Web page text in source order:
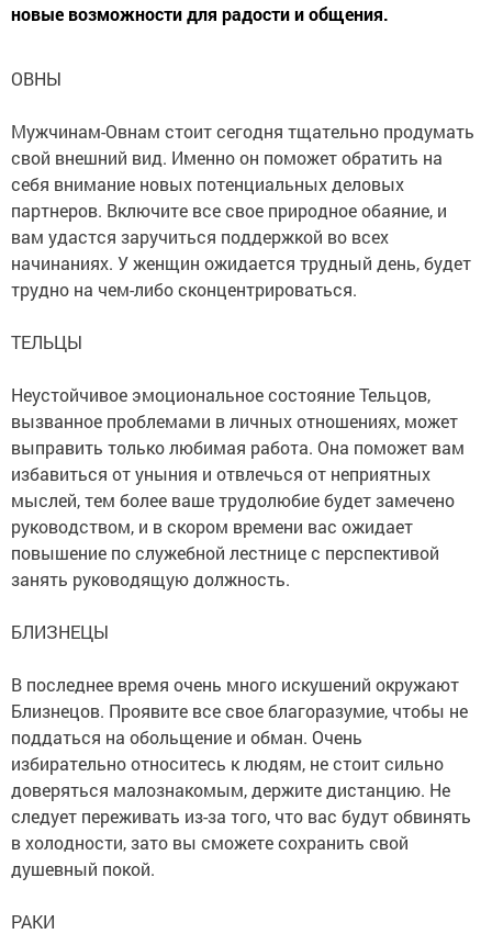
новые возможности для радости и общения.
ОВНЫ
Мужчинам-Овнам стоит сегодня тщательно продумать
свой внешний вид. Именно он поможет обратить на
себя внимание новых потенциальных деловых
партнеров. Включите все свое природное обаяние, и
вам удастся заручиться поддержкой во всех
начинаниях. У женщин ожидается трудный день, будет
трудно на чем-либо сконцентрироваться.
ТЕЛЬЦЫ
Неустойчивое эмоциональное состояние Тельцов,
вызванное проблемами в личных отношениях, может
выправить только любимая работа. Она поможет вам
избавиться от уныния и отвлечься от неприятных
мыслей, тем более ваше трудолюбие будет замечено
руководством, и в скором времени вас ожидает
повышение по служебной лестнице с перспективой
занять руководящую должность.
БЛИЗНЕЦЫ
В последнее время очень много искушений окружают
Близнецов. Проявите все свое благоразумие, чтобы не
поддаться на обольщение и обман. Очень
избирательно относитесь к людям, не стоит сильно
доверяться малознакомым, держите дистанцию. Не
следует переживать из-за того, что вас будут обвинять
в холодности, зато вы сможете сохранить свой
душевный покой.
РАКИ